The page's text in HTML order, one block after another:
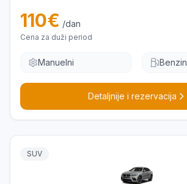
110€ /dan
Cena za duži period
Manuelni Benzin
Detaljnije i rezervacija
SUV